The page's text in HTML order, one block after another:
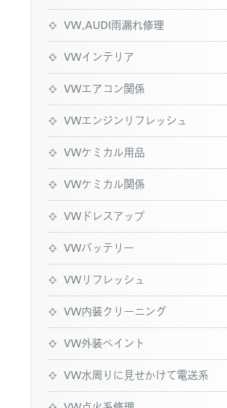
VW,AUDI雨漏れ修理
VWインテリア
VWエアコン関係
VWエンジンリフレッシュ
VWケミカル用品
VWケミカル関係
VWドレスアップ
VWバッテリー
VWリフレッシュ
VW内装クリーニング
VW外装ペイント
VW水周りに見せかけて電送系